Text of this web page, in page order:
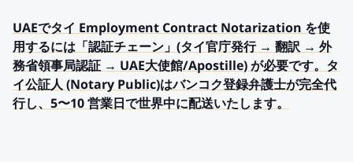
UAEでタイ Employment Contract Notarization を使
用するには「認証チェーン」(タイ官庁発行 → 翻訳 → 外
務省領事局認証 → UAE大使館/Apostille) が必要です。タ
イ公証人 (Notary Public)はバンコク登録弁護士が完全代
行し、5〜10 営業日で世界中に配送いたします。